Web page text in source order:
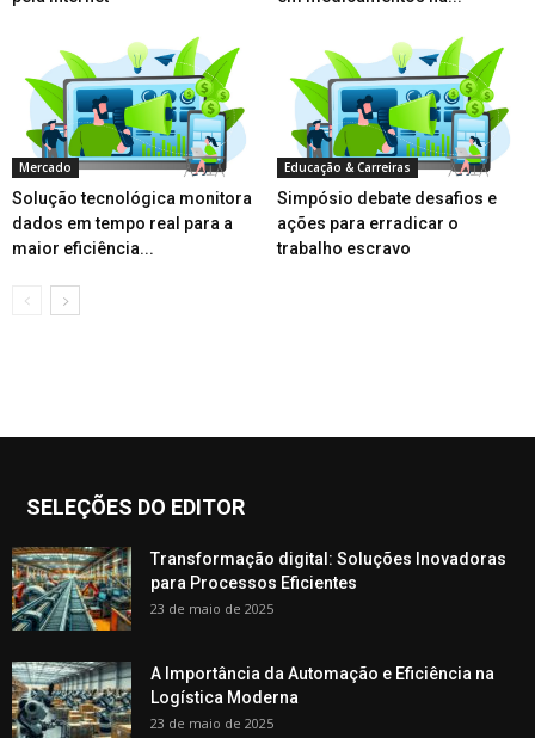
Mercado
Solução tecnológica monitora
dados em tempo real para a
maior eficiência...
Educação & Carreiras
Simpósio debate desafios e
ações para erradicar o
trabalho escravo
SELEÇÕES DO EDITOR
Transformação digital: Soluções Inovadoras
para Processos Eficientes
23 de maio de 2025
A Importância da Automação e Eficiência na
Logística Moderna
23 de maio de 2025